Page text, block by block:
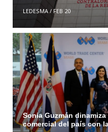
LEDESMA/ FEB 20
Sonia Guzmán
comercial del país con